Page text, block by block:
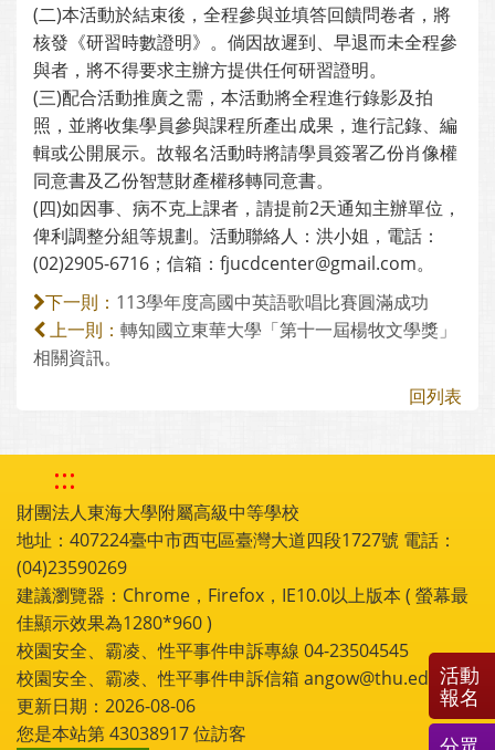
(二)本活動於結束後，全程參與並填答回饋問卷者，將
核發《研習時數證明》。倘因故遲到、早退而未全程參
與者，將不得要求主辦方提供任何研習證明。
(三)配合活動推廣之需，本活動將全程進行錄影及拍
照，並將收集學員參與課程所產出成果，進行記錄、編
輯或公開展示。故報名活動時將請學員簽署乙份肖像權
同意書及乙份智慧財產權移轉同意書。
(四)如因事、病不克上課者，請提前2天通知主辦單位，
俾利調整分組等規劃。活動聯絡人：洪小姐，電話：
(02)2905-6716；信箱：fjucdcenter@gmail.com。
下一則： 113學年度高國中英語歌唱比賽圓滿成功
上一則： 轉知國立東華大學「第十一屆楊牧文學獎」
相關資訊。
回列表
:::
財團法人東海大學附屬高級中等學校
地址：407224臺中市西屯區臺灣大道四段1727號 電話：
(04)23590269
建議瀏覽器：Chrome，Firefox，IE10.0以上版本 ( 螢幕最
佳顯示效果為1280*960 )
校園安全、霸凌、性平事件申訴專線 04-23504545
校園安全、霸凌、性平事件申訴信箱 angow@thu.edu.tw
更新日期：2026-08-06
您是本站第43038917位訪客
活動
報名